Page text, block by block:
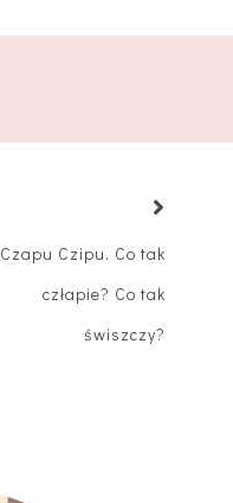
Czapu Czipu. Co tak
człapie? Co tak
świszczy?